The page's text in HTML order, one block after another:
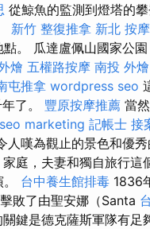
從鯨魚的監測到燈塔的
新竹 整復推拿 新北 按摩
。 瓜達盧佩山國家公
燴 五權路按摩 南投 外燴
屯推拿 wordpress seo
了。 豐原按摩推薦 當
seo marketing 記帳士 接
人嘆為觀止的景色和優
家庭，夫妻和獨自旅行這
台中養生館排毒 1836
敗了由聖安娜（Santa
關鍵是德克薩斯軍隊有足